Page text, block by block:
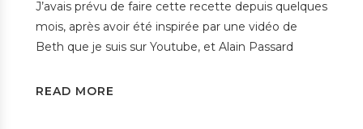
J’avais prévu de faire cette recette depuis quelques
mois, après avoir été inspirée par une vidéo de
Beth que je suis sur Youtube, et Alain Passard
READ MORE